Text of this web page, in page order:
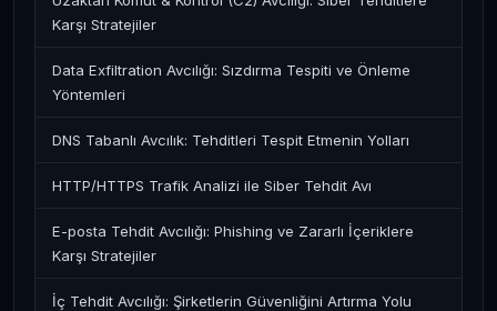
Karşı Stratejiler
Data Exfiltration Avcılığı: Sızdırma Tespiti ve Önleme
Yöntemleri
DNS Tabanlı Avcılık: Tehditleri Tespit Etmenin Yolları
HTTP/HTTPS Trafik Analizi ile Siber Tehdit Avı
E-posta Tehdit Avcılığı: Phishing ve Zararlı İçeriklere
Karşı Stratejiler
İç Tehdit Avcılığı: Şirketlerin Güvenliğini Artırma Yolu